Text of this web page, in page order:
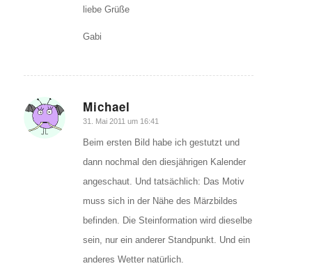
liebe Grüße
Gabi
Michael
sagte:
31. Mai 2011 um 16:41
Beim ersten Bild habe ich gestutzt und
dann nochmal den diesjährigen Kalender
angeschaut. Und tatsächlich: Das Motiv
muss sich in der Nähe des Märzbildes
befinden. Die Steinformation wird dieselbe
sein, nur ein anderer Standpunkt. Und ein
anderes Wetter natürlich.